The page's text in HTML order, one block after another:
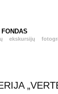
FONDAS
ekskursijų